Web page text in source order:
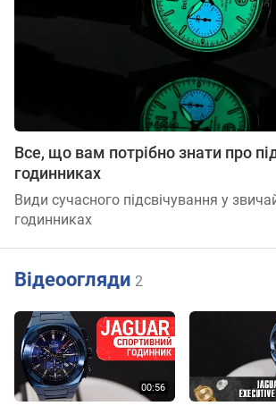
Все, що вам потрібно знати про
годинниках
Види сучасного підсвічування у
годинниках
Відеоогляди 2